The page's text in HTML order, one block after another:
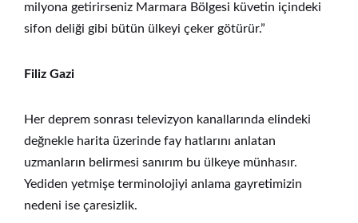
milyona getirirseniz Marmara Bölgesi küvetin içindeki
sifon deliği gibi bütün ülkeyi çeker götürür.”
Filiz Gazi
Her deprem sonrası televizyon kanallarında elindeki
değnekle harita üzerinde fay hatlarını anlatan
uzmanların belirmesi sanırım bu ülkeye münhasır.
Yediden yetmişe terminolojiyi anlama gayretimizin
nedeni ise çaresizlik.